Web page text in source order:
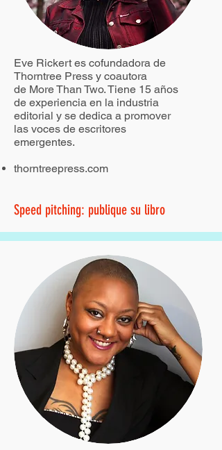
Eve Rickert es cofundadora de
Thorntree Press y coautora
de More Than Two. Tiene 15 años
de experiencia en la industria
editorial y se dedica a promover
las voces de escritores
emergentes.
thorntreepress.com
Speed pitching: publique su libro